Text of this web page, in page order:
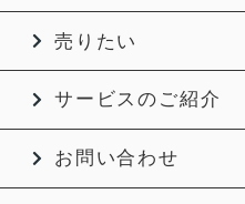
売りたい
サービスのご紹介
お問い合わせ